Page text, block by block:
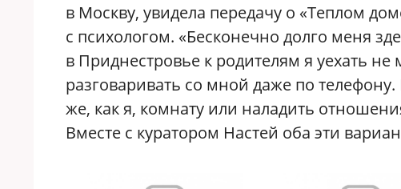
в Москву, увидела передачу о «Теплом
с психологом. «Бесконечно долго меня
в Приднестровье к родителям я уехать
разговаривать со мной даже по
же, как я, комнату или наладить
Вместе с куратором Настей оба эти